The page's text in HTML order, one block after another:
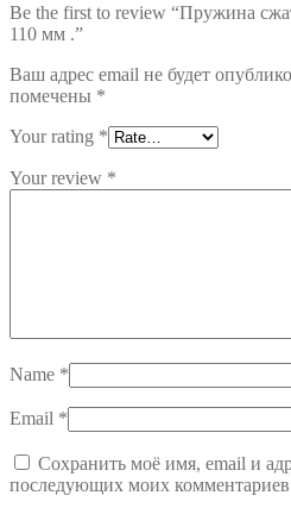
Be the first to review “Пружина
110 мм .”
Ваш адрес email не будет
помечены *
Your rating *
Your review *
Name *
Email *
Сохранить моё имя, email и
последующих моих